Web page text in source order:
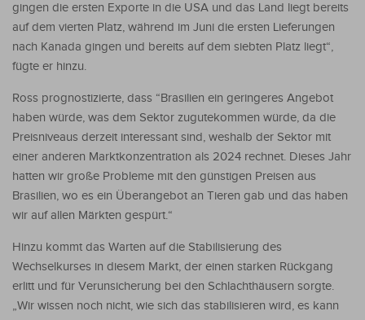
gingen die ersten Exporte in die USA und das Land liegt bereits
auf dem vierten Platz, während im Juni die ersten Lieferungen
nach Kanada gingen und bereits auf dem siebten Platz liegt“,
fügte er hinzu.
Ross prognostizierte, dass “Brasilien ein geringeres Angebot
haben würde, was dem Sektor zugutekommen würde, da die
Preisniveaus derzeit interessant sind, weshalb der Sektor mit
einer anderen Marktkonzentration als 2024 rechnet. Dieses Jahr
hatten wir große Probleme mit den günstigen Preisen aus
Brasilien, wo es ein Überangebot an Tieren gab und das haben
wir auf allen Märkten gespürt.“
Hinzu kommt das Warten auf die Stabilisierung des
Wechselkurses in diesem Markt, der einen starken Rückgang
erlitt und für Verunsicherung bei den Schlachthäusern sorgte.
„Wir wissen noch nicht, wie sich das stabilisieren wird, es kann